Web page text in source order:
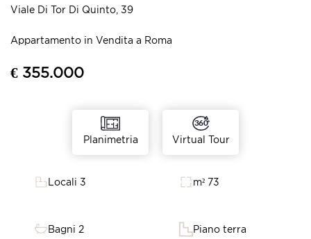
Viale Di Tor Di Quinto, 39
Appartamento in Vendita a Roma
€ 355.000
Planimetria Virtual Tour
Locali 3 m² 73
Bagni 2 Piano terra